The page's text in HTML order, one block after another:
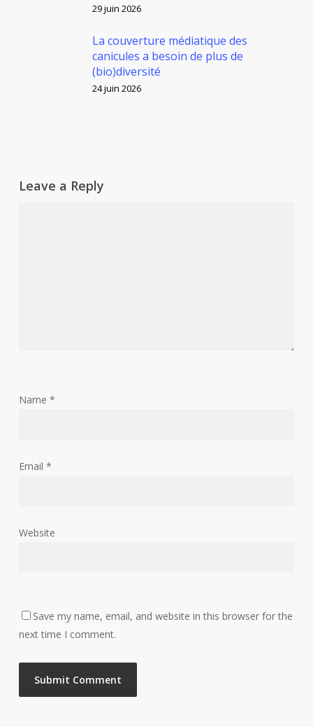
29 juin 2026
La couverture médiatique des
canicules a besoin de plus de
(bio)diversité
24 juin 2026
Leave a Reply
Name *
Email *
Website
Save my name, email, and website in this browser for the
next time I comment.